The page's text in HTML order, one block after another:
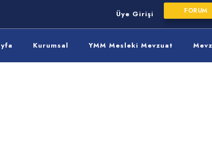
Üye Girişi FORUM
Kurumsal YMM Mesleki Mevzuat